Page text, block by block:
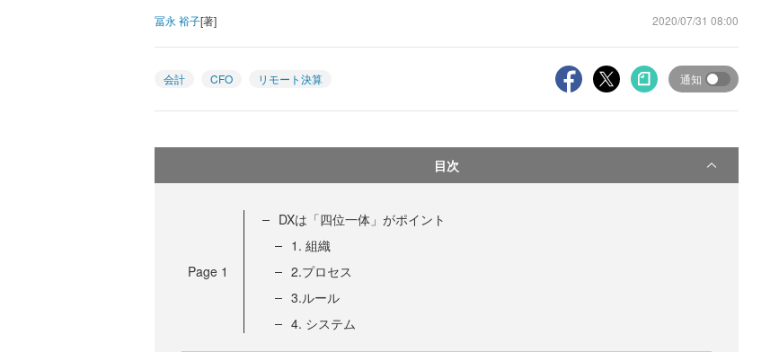
冨永 裕子[著] 2020/07/31 08:00
会計 CFO リモート決算 通知
目次
Page 1
DXは「四位一体」がポイント
1. 組織
2.プロセス
3.ルール
4. システム